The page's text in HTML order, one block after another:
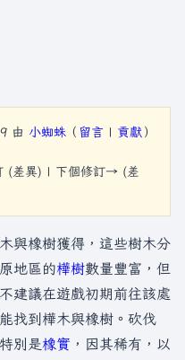
由 小蜘蛛 （ 留言 | 貢獻 ）
(差異) | 下個修訂→ (差
與橡樹獲得，這些樹木分
地區的樺樹數量豐富，但
建議在遊戲初期前往該處
找到樺木與橡樹。砍伐
別是橡實 ，因其稀有，以